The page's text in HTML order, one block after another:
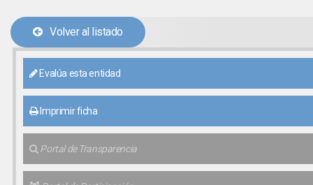
Volver al listado
Evalúa esta entidad
Imprimir ficha
Portal de Transparencia